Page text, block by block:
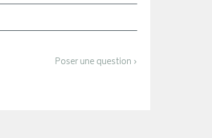
Poser une question ›